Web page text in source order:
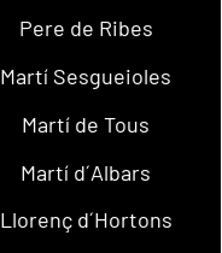
Pere de Ribes
Martí Sesgueioles
Martí de Tous
Martí d´Albars
Llorenç d´Hortons